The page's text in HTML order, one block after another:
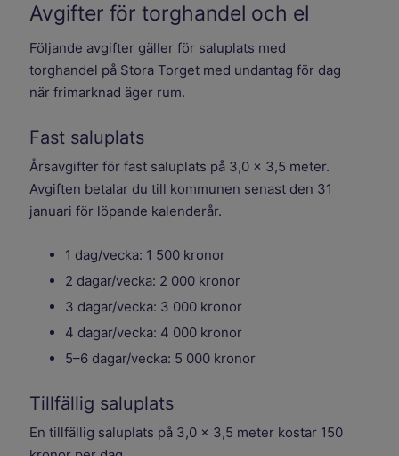
Avgifter för torghandel och el
Följande avgifter gäller för saluplats med
torghandel på Stora Torget med undantag för dag
när frimarknad äger rum.
Fast saluplats
Årsavgifter för fast saluplats på 3,0 x 3,5 meter.
Avgiften betalar du till kommunen senast den 31
januari för löpande kalenderår.
1 dag/vecka: 1 500 kronor
2 dagar/vecka: 2 000 kronor
3 dagar/vecka: 3 000 kronor
4 dagar/vecka: 4 000 kronor
5–6 dagar/vecka: 5 000 kronor
Tillfällig saluplats
En tillfällig saluplats på 3,0 x 3,5 meter kostar 150